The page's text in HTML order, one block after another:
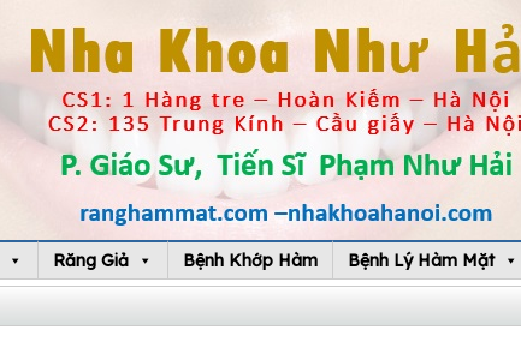
Răng Giả Bệnh Khớp Hàm Bệnh Lý Hàm Mặt